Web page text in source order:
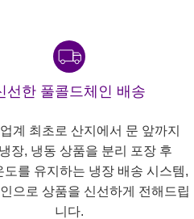
선한 풀콜드체인 배송
계 최초로 산지에서 문 앞까지
장, 냉동 상품을 분리 포장 후
도를 유지하는 냉장 배송 시스템,
으로 상품을 신선하게 전해드립
니다.